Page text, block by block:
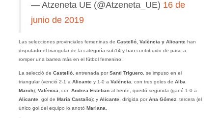
— Atzeneta UE (@Atzeneta_UE) 16 de
junio de 2019
Las selecciones provinciales femeninas de Castelló, València y Alicantehan
disputado el triangular de la categoría sub14 y han contribuido de paso a
romper una barrea más en el fútbol femenino.
La selecció de Castelló, entrenada porSanti Triguero, se impuso en el
triangular (venció 2-1 a Alicantey 1-0 a València , con tres goles de Alba
March); València , con Andrea Estebanal frente, quedó segunda (ganó 1-0 a
Alicante, gol de María Castaño); y Alicante, dirigida porAna Gómez, tercera (el
único gol del equipo lo anotó Mariana